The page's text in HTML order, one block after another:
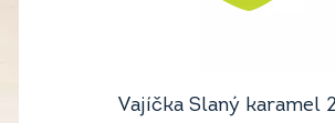
Vajíčka Slaný karamel